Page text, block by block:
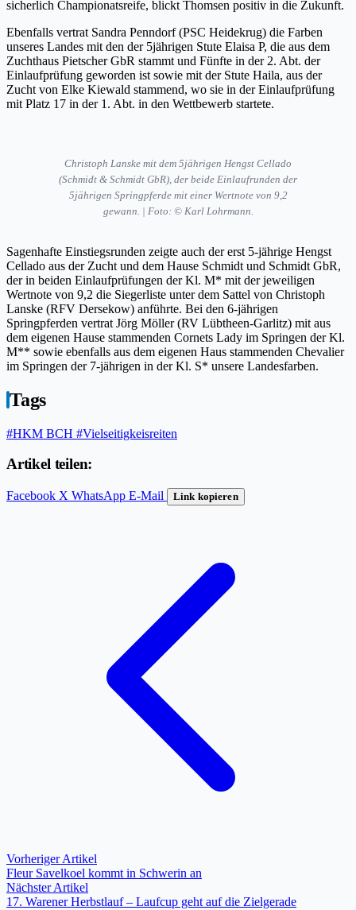
sicherlich Championatsreife, blickt Thomsen positiv in die Zukunft.
Ebenfalls vertrat Sandra Penndorf (PSC Heidekrug) die Farben
unseres Landes mit den der 5jährigen Stute Elaisa P, die aus dem
Zuchthaus Pietscher GbR stammt und Fünfte in der 2. Abt. der
Einlaufprüfung geworden ist sowie mit der Stute Haila, aus der
Zucht von Elke Kiewald stammend, wo sie in der Einlaufprüfung
mit Platz 17 in der 1. Abt. in den Wettbewerb startete.
Christoph Lanske mit dem 5jährigen Hengst Cellado
(Schmidt & Schmidt GbR), der beide Einlaufrunden der
5jährigen Springpferde mit einer Wertnote von 9,2
gewann. | Foto: © Karl Lohrmann.
Sagenhafte Einstiegsrunden zeigte auch der erst 5-jährige Hengst
Cellado aus der Zucht und dem Hause Schmidt und Schmidt GbR,
der in beiden Einlaufprüfungen der Kl. M* mit der jeweiligen
Wertnote von 9,2 die Siegerliste unter dem Sattel von Christoph
Lanske (RFV Dersekow) anführte. Bei den 6-jährigen
Springpferden vertrat Jörg Möller (RV Lübtheen-Garlitz) mit aus
dem eigenen Hause stammenden Cornets Lady im Springen der Kl.
M** sowie ebenfalls aus dem eigenen Haus stammenden Chevalier
im Springen der 7-jährigen in der Kl. S* unsere Landesfarben.
Tags
#HKM BCH #Vielseitigkeisreiten
Artikel teilen:
Facebook X WhatsApp E-Mail Link kopieren
Vorheriger Artikel
Fleur Savelkoel kommt in Schwerin an
Nächster Artikel
17. Warener Herbstlauf – Laufcup geht auf die Zielgerade